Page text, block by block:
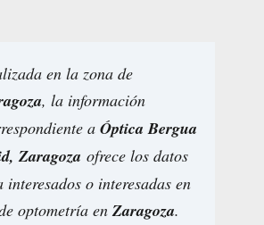
en la zona de
, la información
a Óptica Bergua
Zaragoza ofrece los datos
interesados o interesadas en
optometría en Zaragoza.